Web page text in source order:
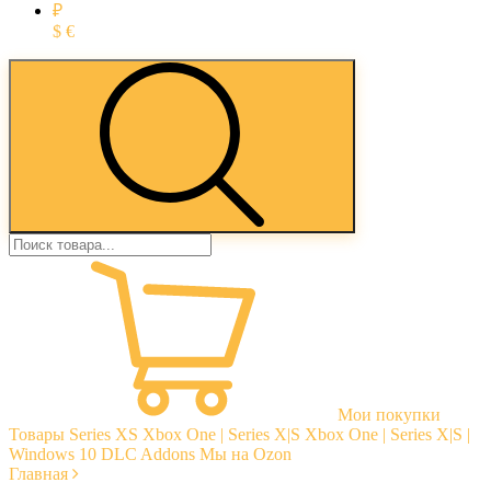
₽
$ €
Мои покупки
Товары Series XS Xbox One | Series X|S Xbox One | Series X|S |
Windows 10 DLC Addons Мы на Ozon
Главная